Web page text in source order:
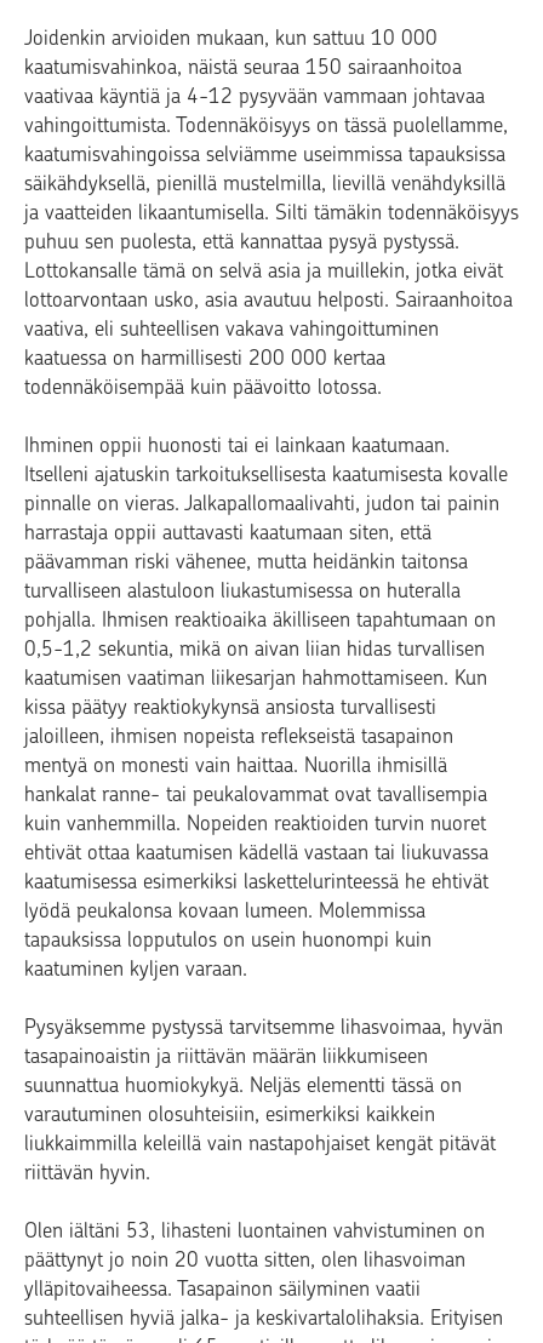
Joidenkin arvioiden mukaan, kun sattuu 10 000
kaatumisvahinkoa, näistä seuraa 150 sairaanhoitoa
vaativaa käyntiä ja 4-12 pysyvään vammaan johtavaa
vahingoittumista. Todennäköisyys on tässä puolellamme,
kaatumisvahingoissa selviämme useimmissa tapauksissa
säikähdyksellä, pienillä mustelmilla, lievillä venähdyksillä
ja vaatteiden likaantumisella. Silti tämäkin todennäköisyys
puhuu sen puolesta, että kannattaa pysyä pystyssä.
Lottokansalle tämä on selvä asia ja muillekin, jotka eivät
lottoarvontaan usko, asia avautuu helposti. Sairaanhoitoa
vaativa, eli suhteellisen vakava vahingoittuminen
kaatuessa on harmillisesti 200 000 kertaa
todennäköisempää kuin päävoitto lotossa.
Ihminen oppii huonosti tai ei lainkaan kaatumaan.
Itselleni ajatuskin tarkoituksellisesta kaatumisesta kovalle
pinnalle on vieras. Jalkapallomaalivahti, judon tai painin
harrastaja oppii auttavasti kaatumaan siten, että
päävamman riski vähenee, mutta heidänkin taitonsa
turvalliseen alastuloon liukastumisessa on huteralla
pohjalla. Ihmisen reaktioaika äkilliseen tapahtumaan on
0,5-1,2 sekuntia, mikä on aivan liian hidas turvallisen
kaatumisen vaatiman liikesarjan hahmottamiseen. Kun
kissa päätyy reaktiokykynsä ansiosta turvallisesti
jaloilleen, ihmisen nopeista reflekseistä tasapainon
mentyä on monesti vain haittaa. Nuorilla ihmisillä
hankalat ranne- tai peukalovammat ovat tavallisempia
kuin vanhemmilla. Nopeiden reaktioiden turvin nuoret
ehtivät ottaa kaatumisen kädellä vastaan tai liukuvassa
kaatumisessa esimerkiksi laskettelurinteessä he ehtivät
lyödä peukalonsa kovaan lumeen. Molemmissa
tapauksissa lopputulos on usein huonompi kuin
kaatuminen kyljen varaan.
Pysyäksemme pystyssä tarvitsemme lihasvoimaa, hyvän
tasapainoaistin ja riittävän määrän liikkumiseen
suunnattua huomiokykyä. Neljäs elementti tässä on
varautuminen olosuhteisiin, esimerkiksi kaikkein
liukkaimmilla keleillä vain nastapohjaiset kengät pitävät
riittävän hyvin.
Olen iältäni 53, lihasteni luontainen vahvistuminen on
päättynyt jo noin 20 vuotta sitten, olen lihasvoiman
ylläpitovaiheessa. Tasapainon säilyminen vaatii
suhteellisen hyviä jalka- ja keskivartalolihaksia. Erityisen